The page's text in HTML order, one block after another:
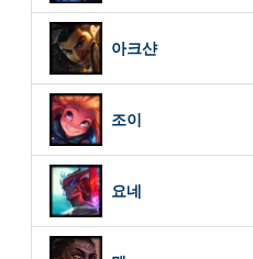
아크샨
조이
요네